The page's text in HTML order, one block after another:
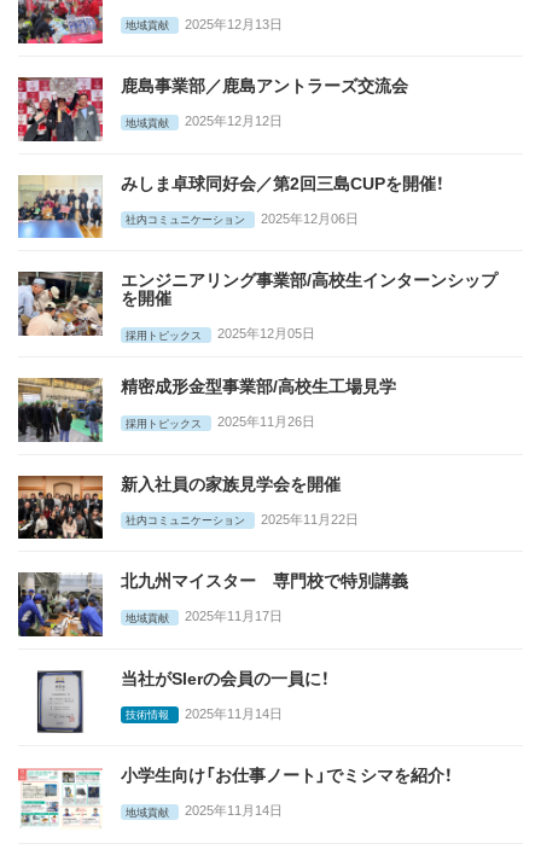
地域貢献 2025年12月13日
鹿島事業部／鹿島アントラーズ交流会
地域貢献 2025年12月12日
みしま卓球同好会／第2回三島CUPを開催！
社内コミュニケーション 2025年12月06日
エンジニアリング事業部/高校生インターンシップ
を開催
採用トピックス 2025年12月05日
精密成形金型事業部/高校生工場見学
採用トピックス 2025年11月26日
新入社員の家族見学会を開催
社内コミュニケーション 2025年11月22日
北九州マイスター 専門校で特別講義
地域貢献 2025年11月17日
当社がSlerの会員の一員に！
技術情報 2025年11月14日
小学生向け「お仕事ノート」でミシマを紹介！
地域貢献 2025年11月14日